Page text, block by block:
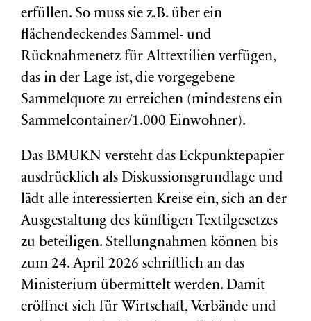
erfüllen. So muss sie z.B. über ein
flächendeckendes Sammel- und
Rücknahmenetz für Alttextilien verfügen,
das in der Lage ist, die vorgegebene
Sammelquote zu erreichen (mindestens ein
Sammelcontainer/1.000 Einwohner).
Das BMUKN versteht das Eckpunktepapier
ausdrücklich als Diskussionsgrundlage und
lädt alle interessierten Kreise ein, sich an der
Ausgestaltung des künftigen Textilgesetzes
zu beteiligen. Stellungnahmen können bis
zum 24. April 2026 schriftlich an das
Ministerium übermittelt werden. Damit
eröffnet sich für Wirtschaft, Verbände und